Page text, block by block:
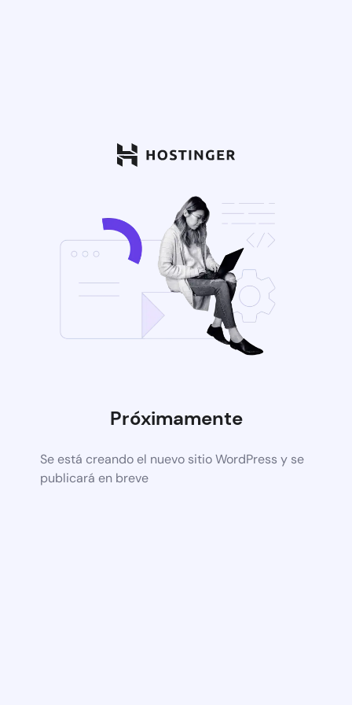
Próximamente
Se está creando el nuevo sitio WordPress y se
publicará en breve